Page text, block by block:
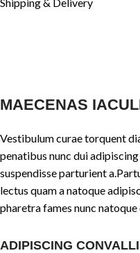
MAECENAS
Vestibulum curae torquent
penatibus nunc dui
suspendisse parturient
lectus quam a natoque
pharetra fames nunc natoque
ADIPISCING